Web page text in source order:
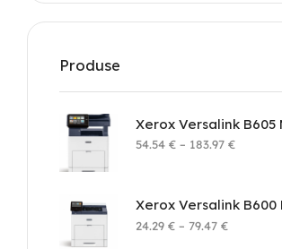
Produse
54.54 € – 183.97 €
24.29 € – 79.47 €